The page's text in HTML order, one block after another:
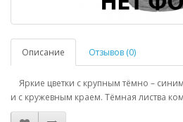
Описание Отзывов (0)
Яркие цветки с крупным тёмно –
и с кружевным краем. Тёмная листва